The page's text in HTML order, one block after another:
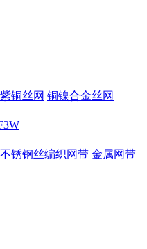
紫铜丝网 铜镍合金丝网
不锈钢丝编织网带 金属网带